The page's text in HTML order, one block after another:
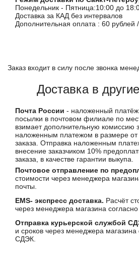
Понедельник - Пятница:10:00 до
Доставка за КАД без интервалов
Дополнительная оплата : 60 рублей
Заказ входит в силу после звонка
Доставка в
Почта России - наложенный
посылки в почтовом филиале по
взимает дополнительную комиссию
наложенным платежом в размере
заказа. Отправка наложенным
внесение заказчиком 10%
заказа, в качестве гарантии выкупа.
Почтовое отправление по
стоимости через менеджера
почты.
EMS- экспресс доставка. Расчёт
через менеджера магазина
Отправка курьерской службой
и сроков через менеджера
СДЭК.